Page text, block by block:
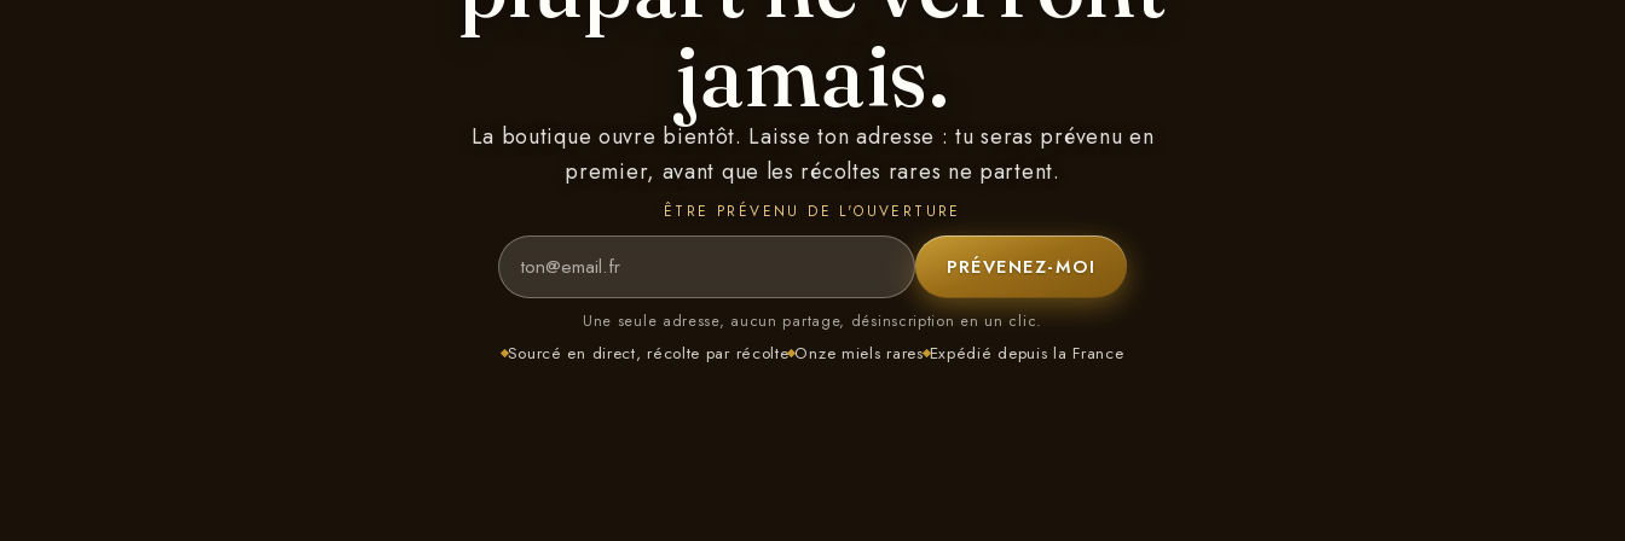
jamais.
La boutique ouvre bientôt. Laisse ton adresse : tu seras prévenu en
premier, avant que les récoltes rares ne partent.
ÊTRE PRÉVENU DE L'OUVERTURE
PRÉVENEZ-MOI
Une seule adresse, aucun partage, désinscription en un clic.
Sourcé en direct, récolte par récolte Onze miels rares Expédié depuis la France